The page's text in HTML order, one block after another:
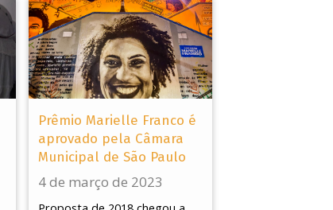
Prêmio Marielle Franco é
aprovado pela Câmara
Municipal de São Paulo
4 de março de 2023